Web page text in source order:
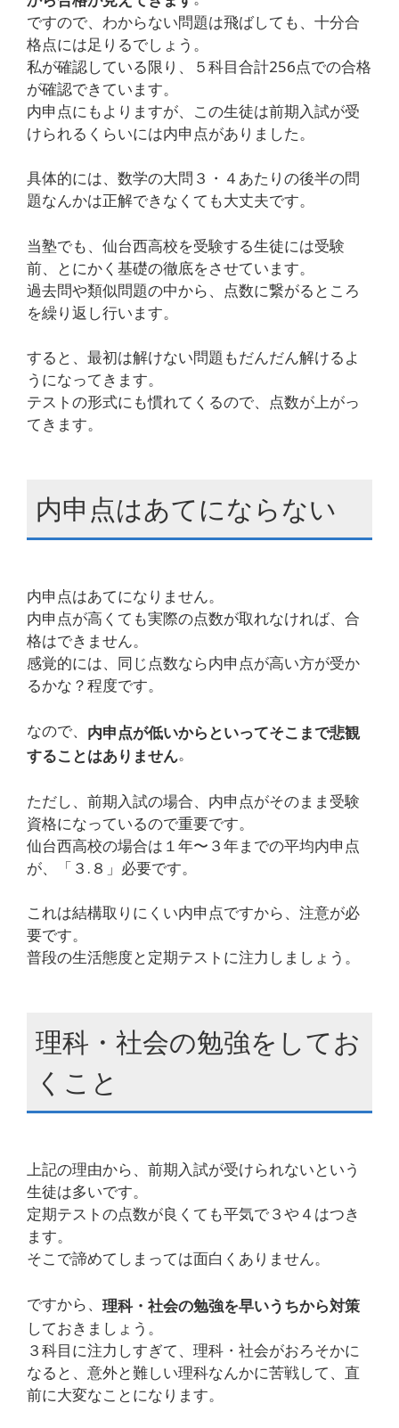
ですので、わからない問題は飛ばしても、十分合
格点には足りるでしょう。
私が確認している限り、５科目合計256点での合格
が確認できています。
内申点にもよりますが、この生徒は前期入試が受
けられるくらいには内申点がありました。
具体的には、数学の大問３・４あたりの後半の問
題なんかは正解できなくても大丈夫です。
当塾でも、仙台西高校を受験する生徒には受験
前、とにかく基礎の徹底をさせています。
過去問や類似問題の中から、点数に繋がるところ
を繰り返し行います。
すると、最初は解けない問題もだんだん解けるよ
うになってきます。
テストの形式にも慣れてくるので、点数が上がっ
てきます。
内申点はあてにならない
内申点はあてになりません。
内申点が高くても実際の点数が取れなければ、合
格はできません。
感覚的には、同じ点数なら内申点が高い方が受か
るかな？程度です。
なので、 内申点が低いからといってそこまで悲観
することはありません。
ただし、前期入試の場合、内申点がそのまま受験
資格になっているので重要です。
仙台西高校の場合は１年〜３年までの平均内申点
が、「３.８」必要です。
これは結構取りにくい内申点ですから、注意が必
要です。
普段の生活態度と定期テストに注力しましょう。
理科・社会の勉強をしてお
くこと
上記の理由から、前期入試が受けられないという
生徒は多いです。
定期テストの点数が良くても平気で３や４はつき
ます。
そこで諦めてしまっては面白くありません。
ですから、 理科・社会の勉強を早いうちから対策
しておきましょう。
３科目に注力しすぎて、理科・社会がおろそかに
なると、意外と難しい理科なんかに苦戦して、直
前に大変なことになります。